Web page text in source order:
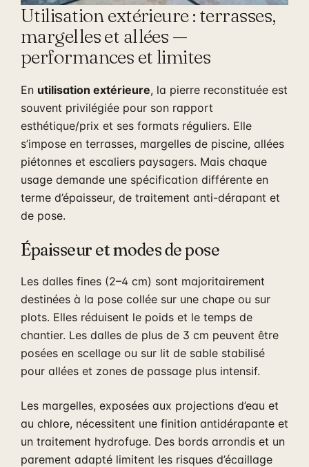
Utilisation extérieure : terrasses,
margelles et allées —
performances et limites
En utilisation extérieure, la pierre reconstituée est
souvent privilégiée pour son rapport
esthétique/prix et ses formats réguliers. Elle
s’impose en terrasses, margelles de piscine, allées
piétonnes et escaliers paysagers. Mais chaque
usage demande une spécification différente en
terme d’épaisseur, de traitement anti-dérapant et
de pose.
Épaisseur et modes de pose
Les dalles fines (2–4 cm) sont majoritairement
destinées à la pose collée sur une chape ou sur
plots. Elles réduisent le poids et le temps de
chantier. Les dalles de plus de 3 cm peuvent être
posées en scellage ou sur lit de sable stabilisé
pour allées et zones de passage plus intensif.
Les margelles, exposées aux projections d’eau et
au chlore, nécessitent une finition antidérapante et
un traitement hydrofuge. Des bords arrondis et un
parement adapté limitent les risques d’écaillage